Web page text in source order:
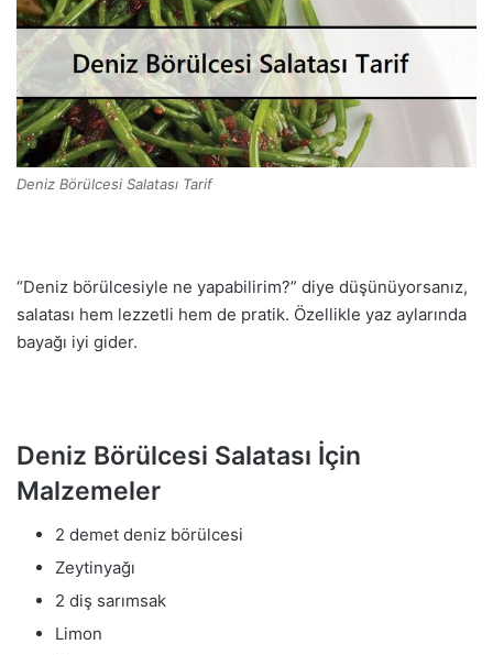
Deniz Börülcesi Salatası Tarif
“Deniz börülcesiyle ne yapabilirim?” diye düşünüyorsanız,
salatası hem lezzetli hem de pratik. Özellikle yaz aylarında
bayağı iyi gider.
Deniz Börülcesi Salatası İçin
Malzemeler
2 demet deniz börülcesi
Zeytinyağı
2 diş sarımsak
Limon